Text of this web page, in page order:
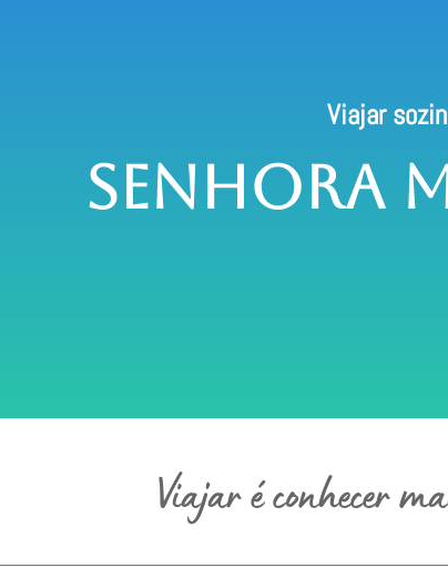
Viajar
Senhora
Viajar é conhecer